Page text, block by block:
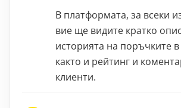
В платформата, за всеки
вие ще видите кратко
историята на поръчките в
както и рейтинг и
клиенти.